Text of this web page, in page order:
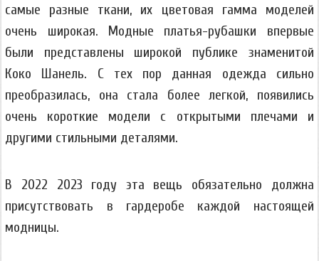
самые разные ткани, их цветовая гамма моделей
очень широкая. Модные платья-рубашки впервые
были представлены широкой публике знаменитой
Коко Шанель. С тех пор данная одежда сильно
преобразилась, она стала более легкой, появились
очень короткие модели с открытыми плечами и
другими стильными деталями.
В 2022 2023 году эта вещь обязательно должна
присутствовать в гардеробе каждой настоящей
модницы.